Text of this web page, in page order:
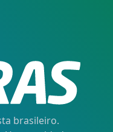
brasileiro.